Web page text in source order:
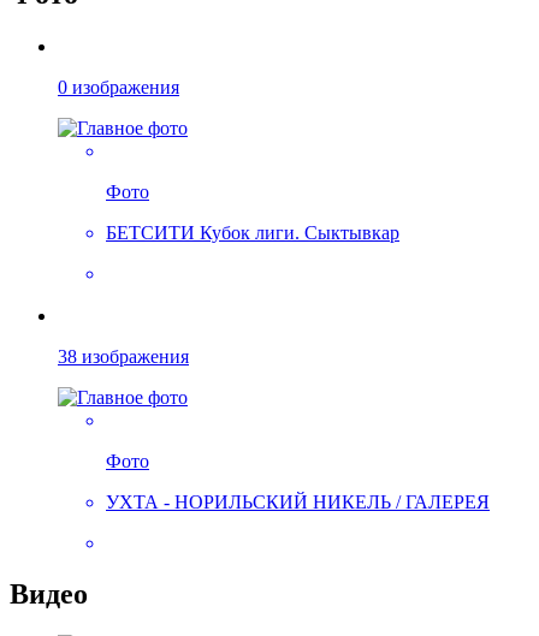
0 изображения
Фото
БЕТСИТИ Кубок лиги. Сыктывкар
38 изображения
Фото
УХТА - НОРИЛЬСКИЙ НИКЕЛЬ / ГАЛЕРЕЯ
Видео